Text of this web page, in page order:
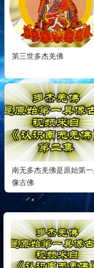
第三世多杰羌佛
南无多杰羌佛是原始第
像古佛